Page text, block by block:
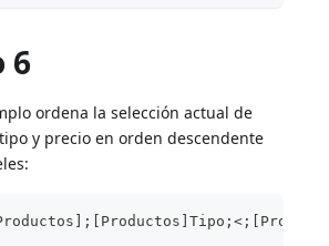
6
ordena la selección actual de
y precio en orden descendente